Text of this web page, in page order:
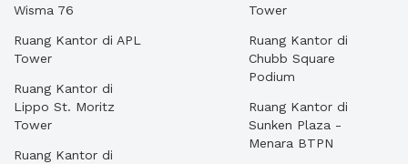
Wisma 76
Ruang Kantor di APL
Tower
Ruang Kantor di
Lippo St. Moritz
Tower
Ruang Kantor di
Tower
Ruang Kantor di
Chubb Square
Podium
Ruang Kantor di
Sunken Plaza -
Menara BTPN